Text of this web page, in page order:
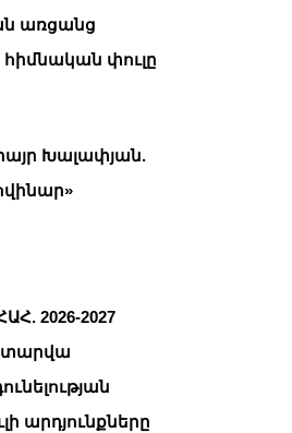
առցանց
փուլը
Խալափյան.
2026-2027
արդյունքները